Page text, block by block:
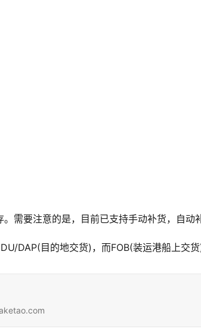
需要注意的是，目前已支持手动补货，自动
DAP(目的地交货)，而FOB(装运港船上交货